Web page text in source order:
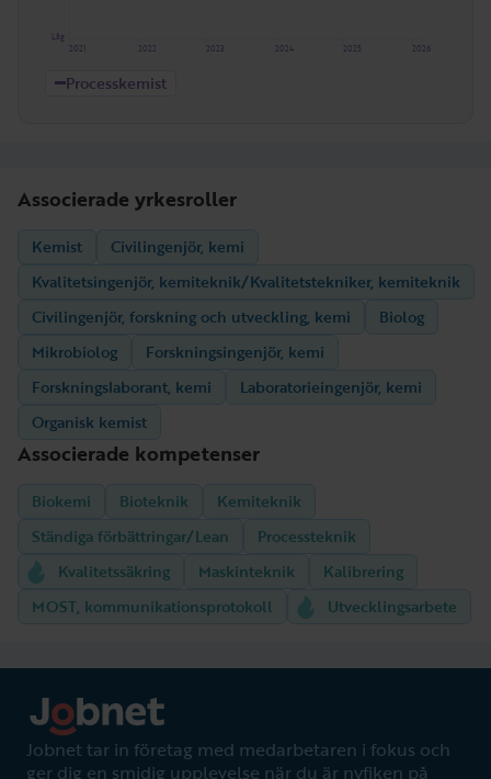
Låg
2026
2025
2024
2023
2022
2021
Processkemist
Associerade yrkesroller
Kemist
Civilingenjör, kemi
Kvalitetsingenjör, kemiteknik/Kvalitetstekniker, kemiteknik
Civilingenjör, forskning och utveckling, kemi
Biolog
Mikrobiolog
Forskningsingenjör, kemi
Forskningslaborant, kemi
Laboratorieingenjör, kemi
Organisk kemist
Associerade kompetenser
Biokemi Bioteknik
Kemiteknik
Ständiga förbättringar/Lean
Processteknik
Kvalitetssäkring
Maskinteknik
Kalibrering
MOST, kommunikationsprotokoll
Utvecklingsarbete
Jobnet tar in företag med medarbetaren i fokus och
ger dig en smidig upplevelse när du är nyfiken på